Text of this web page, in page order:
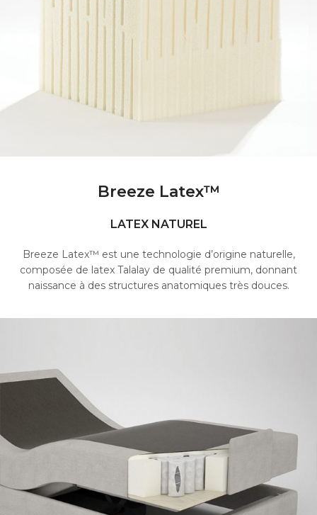
Breeze Latex™
LATEX NATUREL
Breeze Latex™ est une technologie d’origine naturelle,
composée de latex Talalay de qualité premium, donnant
naissance à des structures anatomiques très douces.